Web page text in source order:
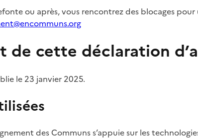
ou après, vous rencontrez des blocages
de cette déclaration
le 23 janvier 2025.
des Communs s’appuie sur les